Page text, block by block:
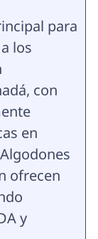
para
los
con
en
ofrecen
y